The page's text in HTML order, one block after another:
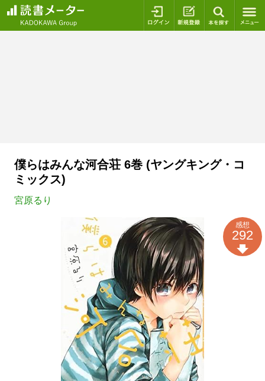
ログイン 新規登録
僕らはみんな河合荘 6巻 (ヤングキング・コ
ミックス)
宮原るり
感想
292